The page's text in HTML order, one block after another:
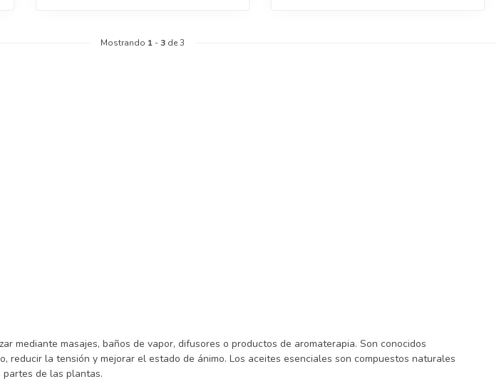
Mostrando 1 -3 de 3
mediante masajes, baños de vapor, difusores o productos de aromaterapia. Son conocidos
reducir la tensión y mejorar el estado de ánimo. Los aceites esenciales son compuestos naturales
de las plantas.